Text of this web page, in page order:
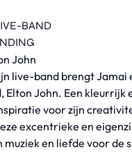
BAND
John
live-band brengt Jamai
Elton John. Een kleurrijk
voor zijn
excentrieke en
muziek en liefde voor de